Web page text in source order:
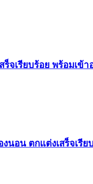
เรียบร้อย พร้อมเข้า
อน ตกแต่งเสร็จเรีย